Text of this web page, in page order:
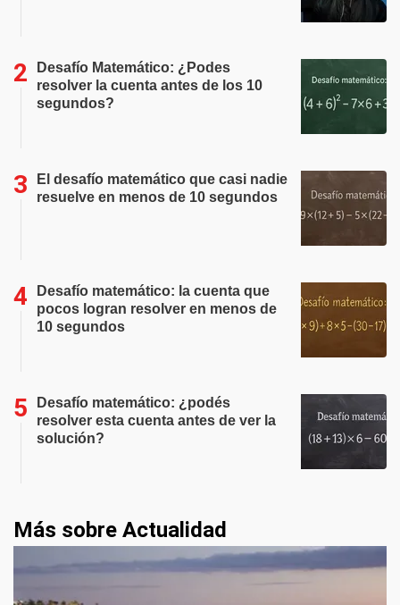
Desafío Matemático: ¿Podes
resolver la cuenta antes de los 10
segundos?
El desafío matemático que casi nadie
resuelve en menos de 10 segundos
Desafío matemático: la cuenta que
pocos logran resolver en menos de
10 segundos
Desafío matemático: ¿podés
resolver esta cuenta antes de ver la
solución?
Más sobre Actualidad